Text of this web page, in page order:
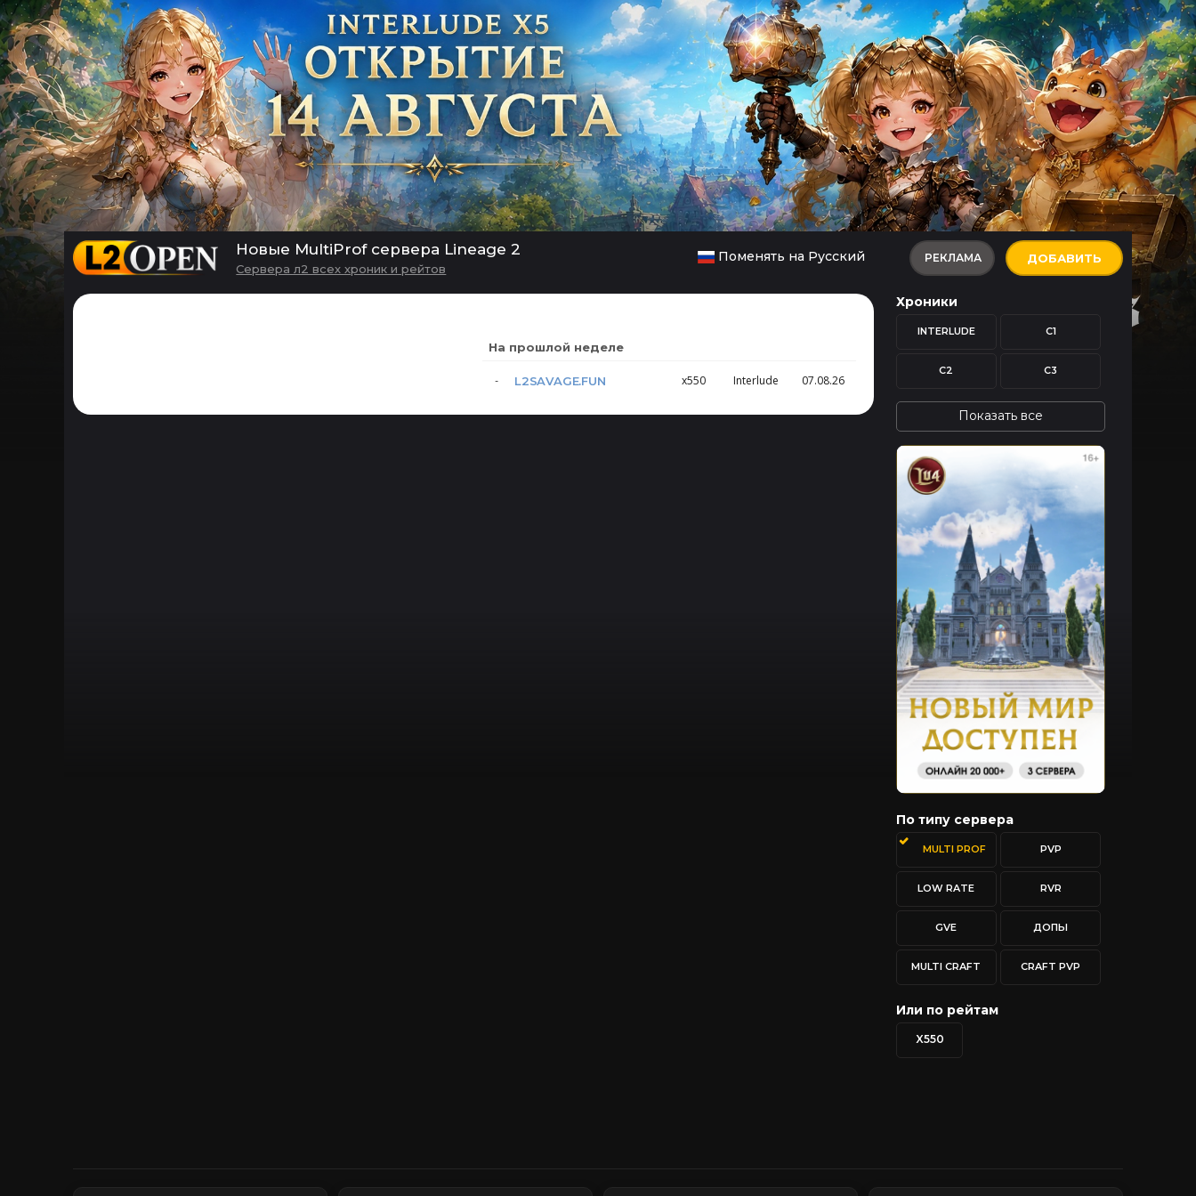
Новые MultiProf сервера Lineage 2
Сервера л2 всех хроник и рейтов
РЕКЛАМА ДОБАВИТЬ
Поменять на Русский
На прошлой неделе
L2SAVAGE.FUN x550 Interlude 07.08.26
Хроники
INTERLUDE C1
C2 C3
По типу сервера
MULTI PROF PVP
LOW RATE RVR
GVE ДОПЫ
MULTI CRAFT CRAFT PVP
Или по рейтам
X550